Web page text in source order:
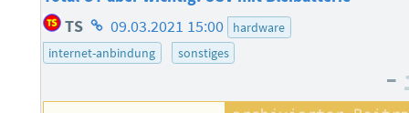
TS Homepage
des
09.03.2021 15:00
hardware
internet-anbindung
sonstiges
–